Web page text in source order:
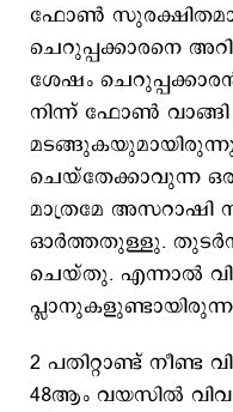
ഫോണ്‍
ചെറുപ്പക്കാരനെ
ശേഷം
നിന്ന് ഫോണ്‍ വാങ്ങി
ചെയ്തേക്കാവുന്ന
മാത്രമേ അസറാഷി
ഓര്‍ത്തതുള്ളു.
ചെയ്തു. എന്നാല്‍
2 പതിറ്റാണ്ട്
48ആം വയസില്‍